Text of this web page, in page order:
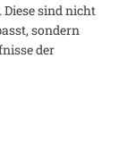
. Diese sind nicht
sondern
der